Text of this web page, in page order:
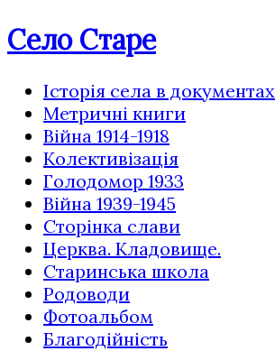
Село Старе
Історія села в документах
Метричні книги
Війна 1914-1918
Колективізація
Голодомор 1933
Війна 1939-1945
Сторінка слави
Церква. Кладовище.
Старинська школа
Родоводи
Фотоальбом
Благодійність